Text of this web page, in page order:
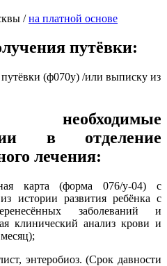
/на платной основе
путёвки:
(ф070у) /или выписку из
в отделение
лечения:
карта (форма 076/у-04) с
истории развития ребёнка с
заболеваний и
клинический анализ крови и
энтеробиоз. (Срок давности